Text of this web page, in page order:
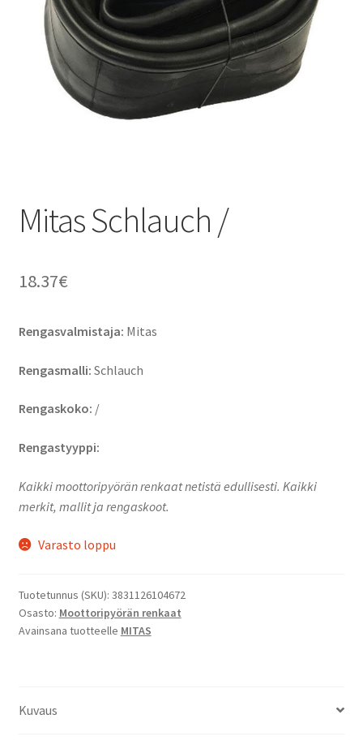
Mitas Schlauch /
18.37€
Rengasvalmistaja: Mitas
Rengasmalli: Schlauch
Rengaskoko: /
Rengastyyppi:
Kaikki moottoripyörän renkaat netistä edullisesti. Kaikki
merkit, mallit ja rengaskoot.
Varasto loppu
Tuotetunnus (SKU): 3831126104672
Osasto: Moottoripyörän renkaat
Avainsana tuotteelle MITAS
Kuvaus